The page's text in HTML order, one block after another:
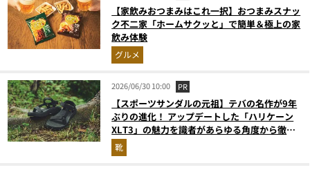
【家飲みおつまみはこれ一択】おつまみスナッ
ク不二家「ホームサクッと」で簡単＆極上の家
飲み体験
グルメ
2026/06/30 10:00 PR
【スポーツサンダルの元祖】テバの名作が9年
ぶりの進化！ アップデートした「ハリケーン
XLT3」の魅力を識者があらゆる角度から徹底
解説！
靴